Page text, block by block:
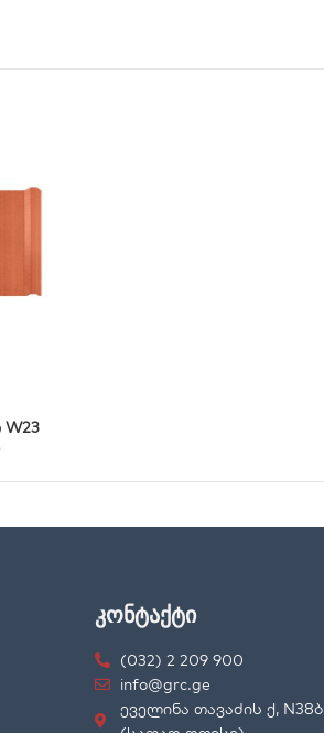
კონტაქტი
(032) 2 209 900
info@grc.ge
ეველინა თავაძის ქ, N38ბ